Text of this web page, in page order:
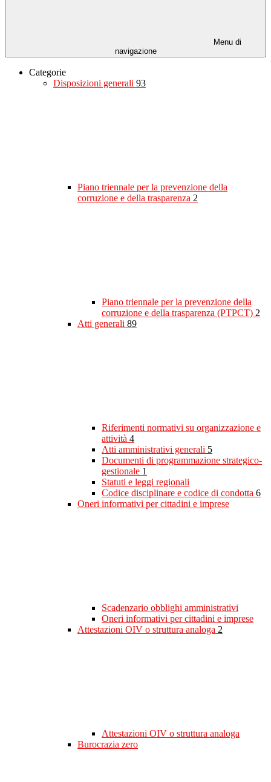
Menu di
navigazione
Categorie
Disposizioni generali 93
Piano triennale per la prevenzione della
corruzione e della trasparenza 2
Piano triennale per la prevenzione della
corruzione e della trasparenza (PTPCT) 2
Atti generali 89
Riferimenti normativi su organizzazione e
attività 4
Atti amministrativi generali 5
Documenti di programmazione strategico-
gestionale 1
Statuti e leggi regionali
Codice disciplinare e codice di condotta 6
Oneri informativi per cittadini e imprese
Scadenzario obblighi amministrativi
Oneri informativi per cittadini e imprese
Attestazioni OIV o struttura analoga 2
Attestazioni OIV o struttura analoga
Burocrazia zero